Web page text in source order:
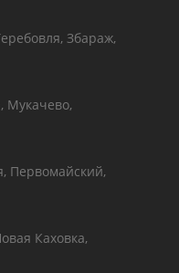
Збараж,
Мукачево,
Первомайский,
Каховка,